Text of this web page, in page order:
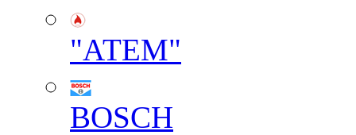
"АТЕМ"
BOSCH